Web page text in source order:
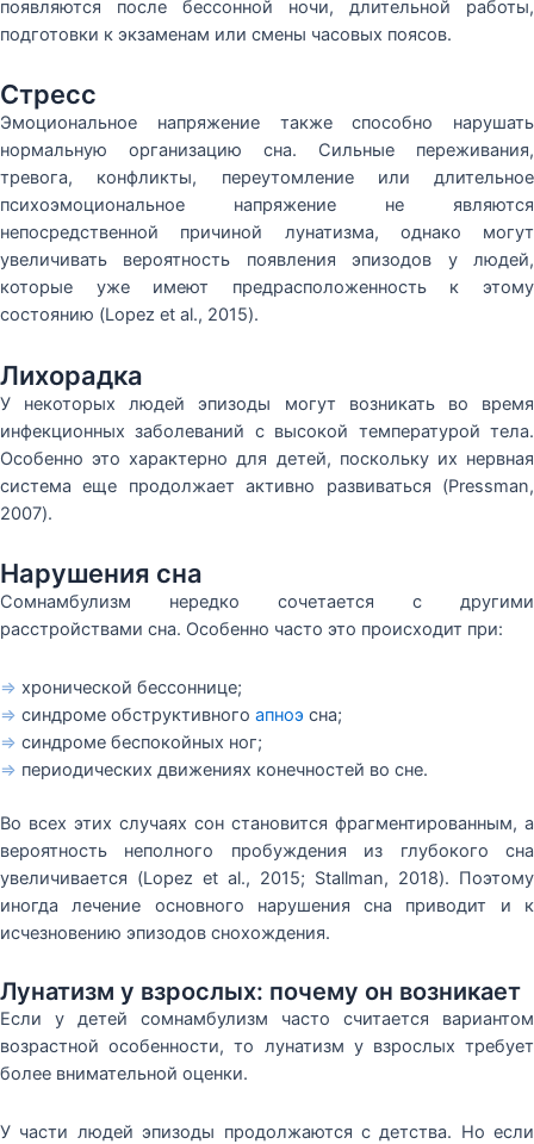
появляются после бессонной ночи, длительной работы,
подготовки к экзаменам или смены часовых поясов.
Стресс
Эмоциональное напряжение также способно нарушать
нормальную организацию сна. Сильные переживания,
тревога, конфликты, переутомление или длительное
психоэмоциональное напряжение не являются
непосредственной причиной лунатизма, однако могут
увеличивать вероятность появления эпизодов у людей,
которые уже имеют предрасположенность к этому
состоянию (Lopez et al., 2015).
Лихорадка
У некоторых людей эпизоды могут возникать во время
инфекционных заболеваний с высокой температурой тела.
Особенно это характерно для детей, поскольку их нервная
система еще продолжает активно развиваться (Pressman,
2007).
Нарушения сна
Сомнамбулизм нередко сочетается с другими
расстройствами сна. Особенно часто это происходит при:
⇒ хронической бессоннице;
⇒ синдроме обструктивного апноэ сна;
⇒ синдроме беспокойных ног;
⇒ периодических движениях конечностей во сне.
Во всех этих случаях сон становится фрагментированным, а
вероятность неполного пробуждения из глубокого сна
увеличивается (Lopez et al., 2015; Stallman, 2018). Поэтому
иногда лечение основного нарушения сна приводит и к
исчезновению эпизодов снохождения.
Лунатизм у взрослых: почему он возникает
Если у детей сомнамбулизм часто считается вариантом
возрастной особенности, то лунатизм у взрослых требует
более внимательной оценки.
У части людей эпизоды продолжаются с детства. Но если